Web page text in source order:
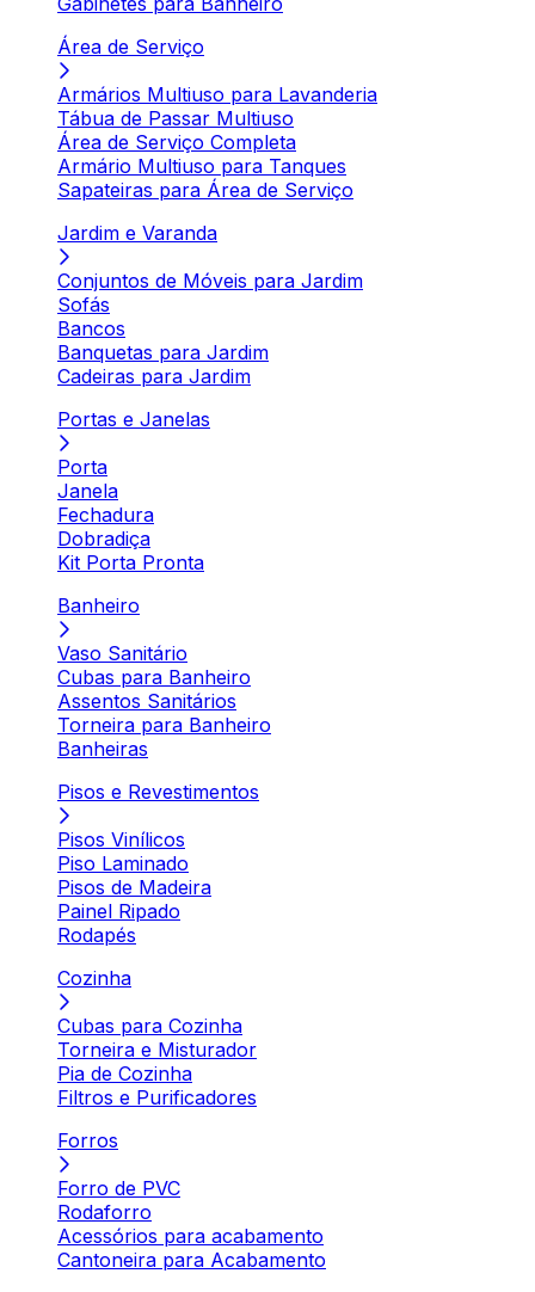
Área de Serviço
Armários Multiuso para Lavanderia
Tábua de Passar Multiuso
Área de Serviço Completa
Armário Multiuso para Tanques
Sapateiras para Área de Serviço
Jardim e Varanda
Conjuntos de Móveis para Jardim
Sofás
Bancos
Banquetas para Jardim
Cadeiras para Jardim
Portas e Janelas
Porta
Janela
Fechadura
Dobradiça
Kit Porta Pronta
Banheiro
Vaso Sanitário
Cubas para Banheiro
Assentos Sanitários
Torneira para Banheiro
Banheiras
Pisos e Revestimentos
Pisos Vinílicos
Piso Laminado
Pisos de Madeira
Painel Ripado
Rodapés
Cozinha
Cubas para Cozinha
Torneira e Misturador
Pia de Cozinha
Filtros e Purificadores
Forros
Forro de PVC
Rodaforro
Acessórios para acabamento
Cantoneira para Acabamento